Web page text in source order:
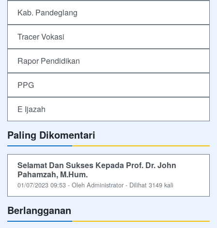
Kab. Pandeglang
Tracer Vokasi
Rapor Pendidikan
PPG
E Ijazah
Paling Dikomentari
Selamat Dan Sukses Kepada Prof. Dr. John
Pahamzah, M.Hum.
01/07/2023 09:53 - Oleh Administrator - Dilihat 3149 kali
Berlangganan